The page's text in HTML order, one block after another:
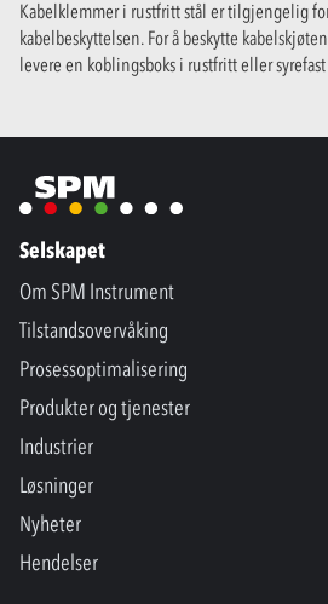
Kabelklemmer i rustfritt stål er tilgjengelig
kabelbeskyttelsen. For å beskytte
levere en koblingsboks i rustfritt eller syrefast
Selskapet
Om SPM Instrument
Tilstandsovervåking
Prosessoptimalisering
Produkter og tjenester
Industrier
Løsninger
Nyheter
Hendelser